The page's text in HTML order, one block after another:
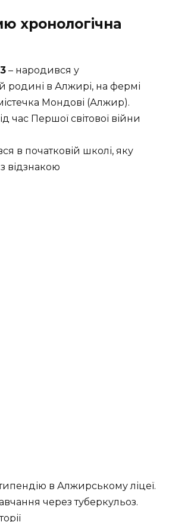
хронологічна
– народився у
родині в Алжирі, на фермі
Мондові (Алжир).
час Першої світової війни
в початковій школі, яку
відзнакою
в Алжирському ліцеї.
через туберкульоз.